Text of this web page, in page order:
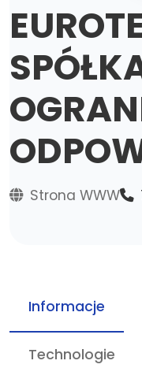
Strona WWW
Informacje
Technologie